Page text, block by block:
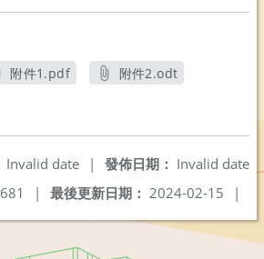
附件1.pdf
附件2.odt
發佈日期： Invalid date
Invalid date
|
最後更新日期： 2024-02-15 |
681 |